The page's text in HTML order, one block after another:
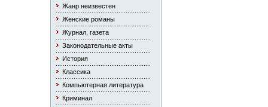
Жанр неизвестен
Женские романы
Журнал, газета
Законодательные акты
История
Классика
Компьютерная литература
Криминал